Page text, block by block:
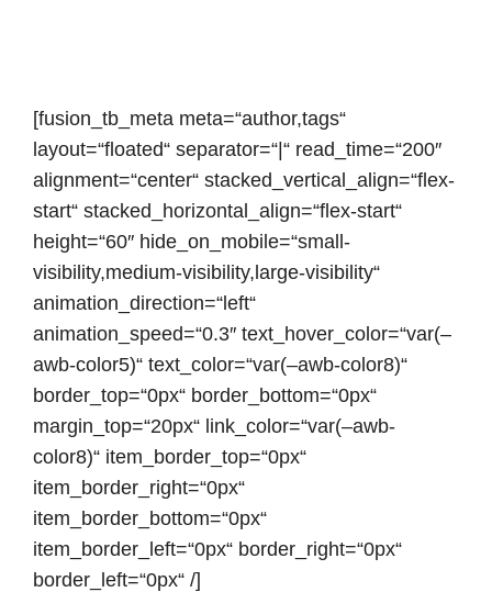
[fusion_tb_meta meta=“author,tags“
layout=“floated“ separator=“|“ read_time=“200″
alignment=“center“ stacked_vertical_align=“flex-
start“ stacked_horizontal_align=“flex-start“
height=“60″ hide_on_mobile=“small-
visibility,medium-visibility,large-visibility“
animation_direction=“left“
animation_speed=“0.3″ text_hover_color=“var(–
awb-color5)“ text_color=“var(–awb-color8)“
border_top=“0px“ border_bottom=“0px“
margin_top=“20px“ link_color=“var(–awb-
color8)“ item_border_top=“0px“
item_border_right=“0px“
item_border_bottom=“0px“
item_border_left=“0px“ border_right=“0px“
border_left=“0px“ /]